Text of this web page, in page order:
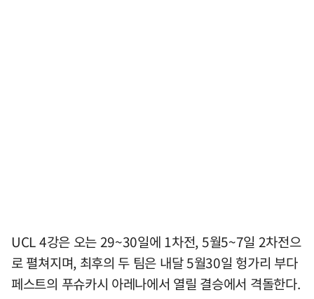
UCL 4강은 오는 29~30일에 1차전, 5월5~7일 2차전으
로 펼쳐지며, 최후의 두 팀은 내달 5월30일 헝가리 부다
페스트의 푸슈카시 아레나에서 열릴 결승에서 격돌한다.